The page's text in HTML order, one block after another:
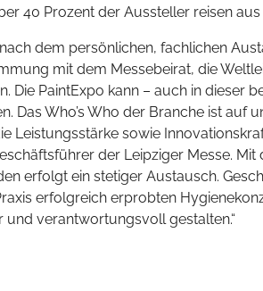
40 Prozent der Aussteller reisen
dem persönlichen, fachlichen
mit dem Messebeirat, die
Die PaintExpo kann – auch in dieser
Das Who’s Who der Branche ist auf
Leistungsstärke sowie
der Leipziger Messe.
erfolgt ein stetiger Austausch.
erfolgreich erprobten
und verantwortungsvoll gestalten.“